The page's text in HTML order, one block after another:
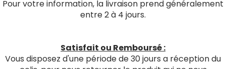
Pour votre information, la livraison prend généralement
entre 2 à 4 jours.
Satisfait ou Remboursé :
Vous disposez d'une période de 30 jours a réception du